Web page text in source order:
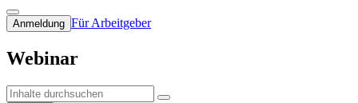
Anmeldung Für Arbeitgeber
Webinar